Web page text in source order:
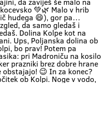
Krašnji vrh … onda znaš kam greš.
Na vrhu: diši po prvomajski klasiki
🌭 špila živa muzika 🎶 in da – tud
kak “dej, še enega” boš slišal 🍷
Pa razgled… tak, da malo
obstaneš. In samo gledaš. (Da,
vse do Kleka 👀) 👉 pohod +
druženje + praznično vzdušje 👉
za družine, prijatelje, pa malo
rekreacije (če že mora bit 😄) 👉
začetek maja, kot se šika Pridi gor.
Če ne zaradi pohoda… pa zaradi
nas, Belokranjcev 🙌 Se vidimo!